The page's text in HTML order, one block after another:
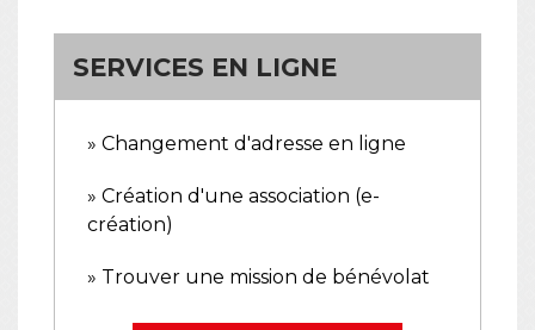
SERVICES EN LIGNE
Changement d'adresse en ligne
Création d'une association (e-
création)
Trouver une mission de bénévolat